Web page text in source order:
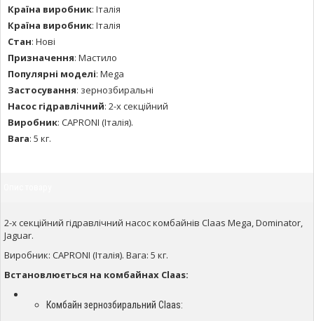
Країна виробник: Італія
Країна виробник: Італія
Стан: Нові
Призначення: Мастило
Популярні моделі: Mega
Застосування: зернозбиральні
Насос гідравлічний: 2-х секційний
Виробник: CAPRONI (Італія).
Вага: 5 кг.
2-х секційний гідравлічний насос комбайнів Claas Mega, Dominator,
Jaguar.
Виробник: CAPRONI (Італія). Вага: 5 кг.
Встановлюється на комбайнах Claas:
Комбайн зернозбиральний Claas: